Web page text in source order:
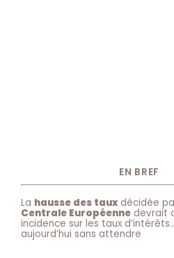
EN BREF
La hausse des taux décidée
Centrale Européenne devrait
incidence sur les taux
aujourd’hui sans attendre